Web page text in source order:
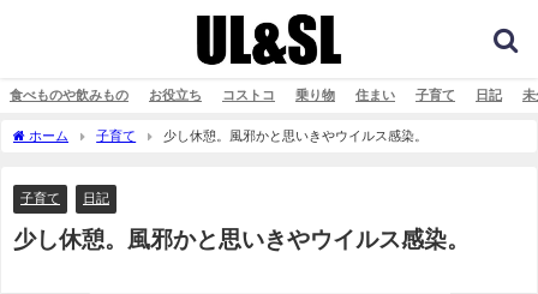
食べものや飲みもの お役立ち コストコ 乗り物 住まい 子育て 日記 未
ホーム 子育て 少し休憩。風邪かと思いきやウイルス感染。
子育て 日記
少し休憩。風邪かと思いきやウイルス感染。